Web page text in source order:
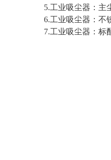
5.工业吸尘器：主
6.工业吸尘器：不
7.工业吸尘器：标